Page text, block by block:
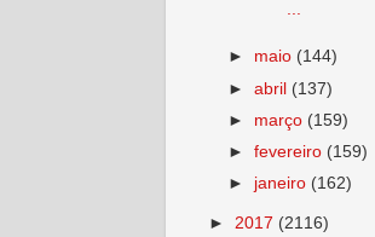
► maio (144)
►abril (137)
► março (159)
►fevereiro (159)
► janeiro (162)
► 2017 (2116)